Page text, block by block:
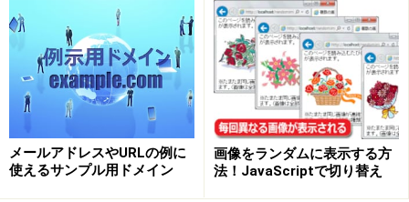
例えば、ページを良く見ると、横一列に切れる箇所が見
つかることがあります。下図をご参照下さい。そういう
箇所を見つけたら、そこでTABLEを切りましょう。そう
すれば、その箇所まで読み込まれた時点で、それより上
の部分は表示されます。
メールアドレスやURLの例に
使えるサンプル用ドメイン
画像をランダムに表示する方
法！JavaScriptで切り替え